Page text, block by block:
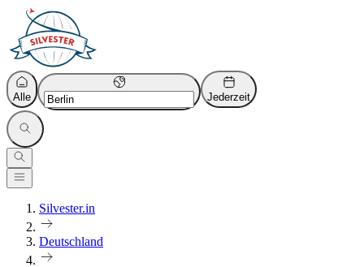
Alle Jederzeit
Silvester.in
Deutschland